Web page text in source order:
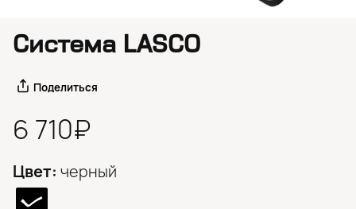
Система LASCO
Поделиться
6 710₽
Цвет: черный